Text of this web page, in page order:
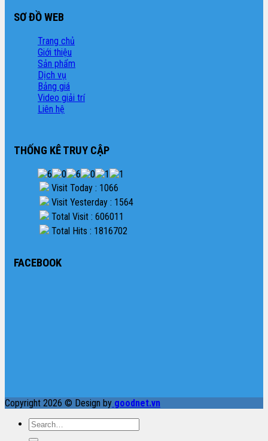
SƠ ĐỒ WEB
Trang chủ
Giới thiệu
Sản phẩm
Dịch vụ
Bảng giá
Video giải trí
Liên hệ
THỐNG KÊ TRUY CẬP
Visit Today : 1066
Visit Yesterday : 1564
Total Visit : 606011
Total Hits : 1816702
FACEBOOK
Copyright 2026 © Design by goodnet.vn
Search
for: